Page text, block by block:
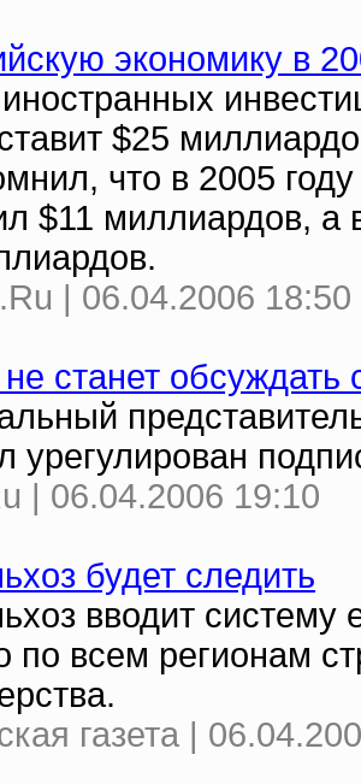
экономику в
$25
что в 2005
$11 миллиардов, а
| 06.04.2006 18:50
станет
урегулирован
| 06.04.2006 19:10
будет следить
вводит систему
по всем регионам
газета |